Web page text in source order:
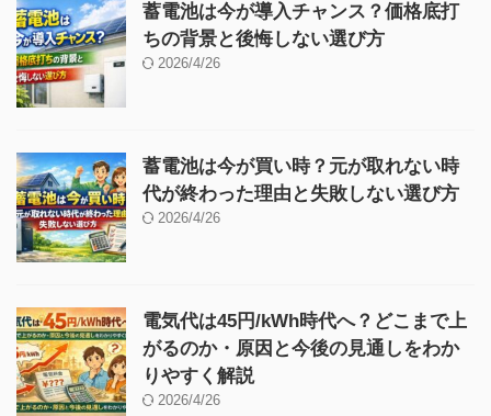
蓄電池は今が導入チャンス？価格底打
ちの背景と後悔しない選び方
2026/4/26
蓄電池は今が買い時？元が取れない時
代が終わった理由と失敗しない選び方
2026/4/26
電気代は45円/kWh時代へ？どこまで上
がるのか・原因と今後の見通しをわか
りやすく解説
2026/4/26